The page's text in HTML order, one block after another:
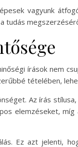
vagyunk
tudás
írások nem
tételében,
Az írás
elemzéseket,
Ez azt jelenti,